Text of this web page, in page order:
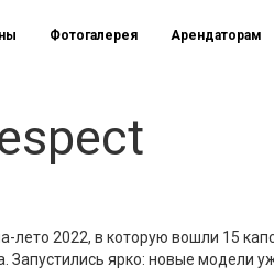
Фотогалерея Арендаторам
лето 2022, в которую вошли 15
Запустились ярко: новые модели